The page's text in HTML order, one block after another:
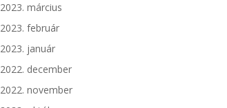
2023. március
2023. február
2023. január
2022. december
2022. november